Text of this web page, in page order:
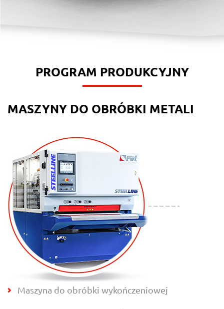
PROGRAM PRODUKCYJNY
Maszyna do obróbki wykończeniowej
MASZYNY DO OBRÓBKI METALI